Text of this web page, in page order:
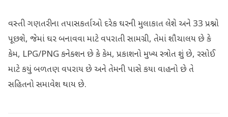
વસ્તી ગણતરીના તપાસકર્તાઓ દરેક ઘરની મુલાકાત લેશે અને 33 પ્રશ્નો
પૂછશે, જેમાં ઘર બનાવવા માટે વપરાતી સામગ્રી, તેમાં શૌચાલય છે કે
કેમ, LPG/PNG કનેક્શન છે કે કેમ, પ્રકાશનો મુખ્ય સ્ત્રોત શું છે, રસોઈ
માટે કયું બળતણ વપરાય છે અને તેમની પાસે કયા વાહનો છે તે
સહિતનો સમાવેશ થાય છે.